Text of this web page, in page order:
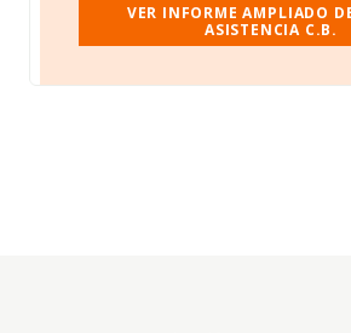
VER INFORME AMPLIADO
ASISTENCIA C.B.